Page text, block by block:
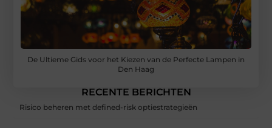
De Ultieme Gids voor het Kiezen van de Perfecte Lampen in
Den Haag
RECENTE BERICHTEN
Risico beheren met defined-risk optiestrategieën